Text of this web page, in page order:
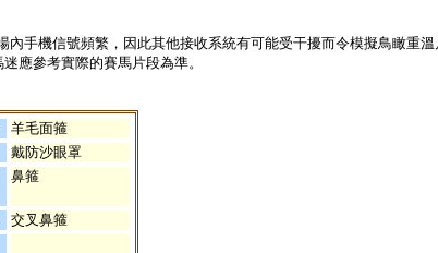
手機信號頻繁，因此其他接收系統有可能受干擾而令模擬鳥瞰重
應參考實際的賽馬片段為準。
羊毛面箍
戴防沙眼罩
鼻箍
交叉鼻箍